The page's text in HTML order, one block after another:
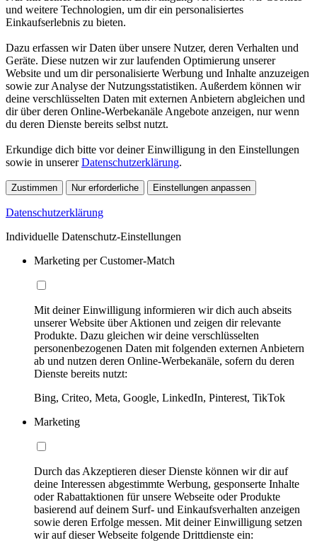
und weitere Technologien, um dir ein personalisiertes
Einkaufserlebnis zu bieten.
Dazu erfassen wir Daten über unsere Nutzer, deren Verhalten und
Geräte. Diese nutzen wir zur laufenden Optimierung unserer
Website und um dir personalisierte Werbung und Inhalte anzuzeigen
sowie zur Analyse der Nutzungsstatistiken. Außerdem können wir
deine verschlüsselten Daten mit externen Anbietern abgleichen und
dir über deren Online-Werbekanäle Angebote anzeigen, nur wenn
du deren Dienste bereits selbst nutzt.
Erkundige dich bitte vor deiner Einwilligung in den Einstellungen
sowie in unsererDatenschutzerklärung.
Zustimmen Nur erforderliche Einstellungen anpassen
Datenschutzerklärung
Individuelle Datenschutz-Einstellungen
Marketing per Customer-Match
Mit deiner Einwilligung informieren wir dich auch abseits
unserer Website über Aktionen und zeigen dir relevante
Produkte. Dazu gleichen wir deine verschlüsselten
personenbezogenen Daten mit folgenden externen Anbietern
ab und nutzen deren Online-Werbekanäle, sofern du deren
Dienste bereits nutzt:
Bing, Criteo, Meta, Google, LinkedIn, Pinterest, TikTok
Marketing
Durch das Akzeptieren dieser Dienste können wir dir auf
deine Interessen abgestimmte Werbung, gesponserte Inhalte
oder Rabattaktionen für unsere Webseite oder Produkte
basierend auf deinem Surf- und Einkaufsverhalten anzeigen
sowie deren Erfolge messen. Mit deiner Einwilligung setzen
wir auf dieser Webseite folgende Drittdienste ein: